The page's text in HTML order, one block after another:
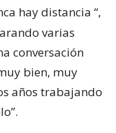
hay distancia “,
varias
conversación
bien, muy
años trabajando